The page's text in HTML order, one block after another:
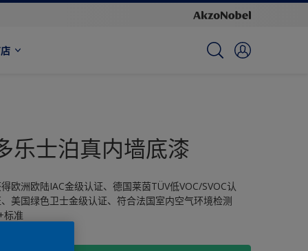
乐士泊真内墙底漆
欧洲欧陆IAC金级认证、德国莱茵TÜV低VOC/SVOC认
美国绿色卫士金级认证、符合法国室内空气环境检测
标准